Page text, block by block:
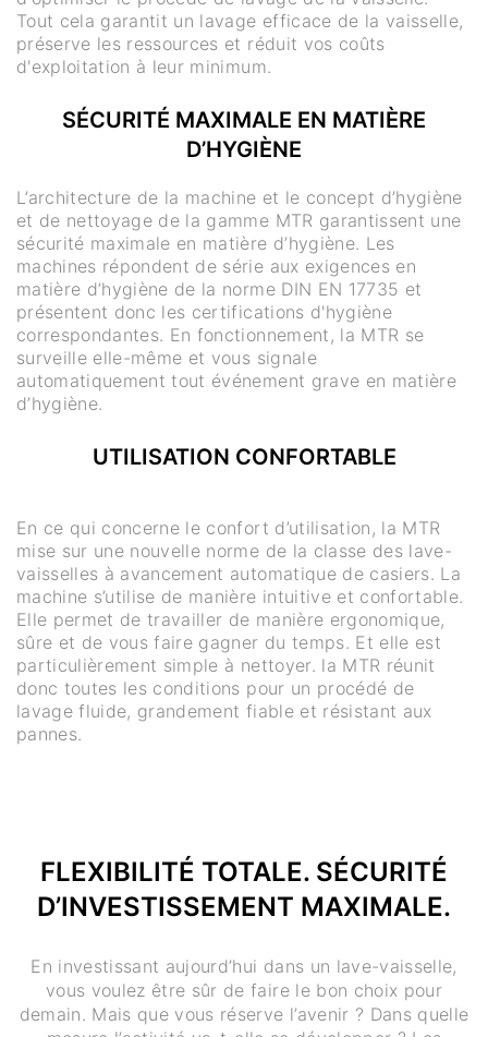
Tout cela garantit un lavage efficace de la vaisselle,
préserve les ressources et réduit vos coûts
d'exploitation à leur minimum.
SÉCURITÉ MAXIMALE EN MATIÈRE
D’HYGIÈNE
L’architecture de la machine et le concept d’hygiène
et de nettoyage de la gamme MTR garantissent une
sécurité maximale en matière d’hygiène. Les
machines répondent de série aux exigences en
matière d’hygiène de la norme DIN EN 17735 et
présentent donc les certifications d'hygiène
correspondantes. En fonctionnement, la MTR se
surveille elle-même et vous signale
automatiquement tout événement grave en matière
d’hygiène.
UTILISATION CONFORTABLE
En ce qui concerne le confort d’utilisation, la MTR
mise sur une nouvelle norme de la classe des lave-
vaisselles à avancement automatique de casiers. La
machine s’utilise de manière intuitive et confortable.
Elle permet de travailler de manière ergonomique,
sûre et de vous faire gagner du temps. Et elle est
particulièrement simple à nettoyer. la MTR réunit
donc toutes les conditions pour un procédé de
lavage fluide, grandement fiable et résistant aux
pannes.
FLEXIBILITÉ TOTALE. SÉCURITÉ
D’INVESTISSEMENT MAXIMALE.
En investissant aujourd’hui dans un lave-vaisselle,
vous voulez être sûr de faire le bon choix pour
demain. Mais que vous réserve l’avenir ? Dans quelle